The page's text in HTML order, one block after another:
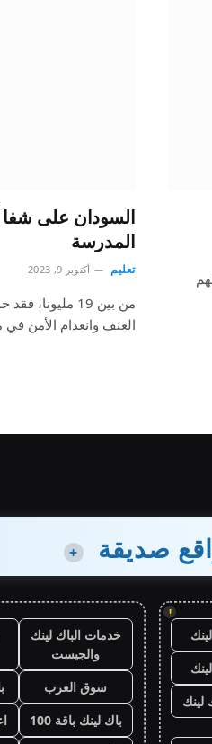
حتفهم
المدرسة
تعليم أكتوبر 9, 2023
العنف وانعدام الأمن
صديقة +
!
لينك
خدمات الباك لينك
والجيست
سوق العرب
باك لينك باقة 100